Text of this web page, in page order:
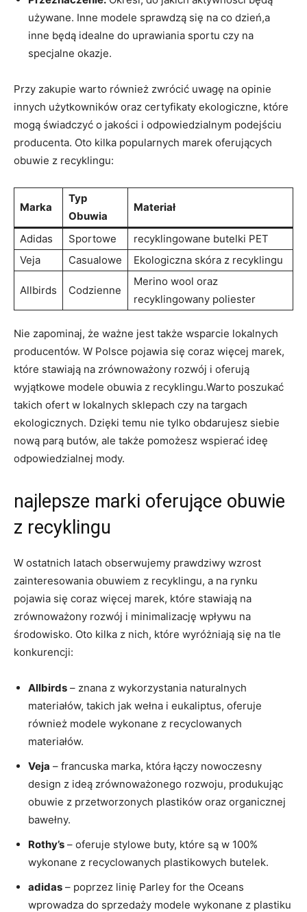
używane. Inne modele sprawdzą się na co dzień,a
inne będą idealne do uprawiania sportu czy na
specjalne okazje.
Przy zakupie warto również zwrócić uwagę na opinie
innych użytkowników oraz certyfikaty ekologiczne, które
mogą świadczyć o jakości i odpowiedzialnym podejściu
producenta. Oto kilka popularnych marek oferujących
obuwie z recyklingu:
Marka
Typ
Obuwia
Materiał
Adidas Sportowe
recyklingowane butelki PET
Veja
Casualowe Ekologiczna skóra z recyklingu
Allbirds Codzienne
Merino wool oraz
recyklingowany poliester
Nie zapominaj, że ważne jest także wsparcie lokalnych
producentów. W Polsce pojawia się coraz więcej marek,
które stawiają na zrównoważony rozwój i oferują
wyjątkowe modele obuwia z recyklingu.Warto poszukać
takich ofert w lokalnych sklepach czy na targach
ekologicznych. Dzięki temu nie tylko obdarujesz siebie
nową parą butów, ale także pomożesz wspierać ideę
odpowiedzialnej mody.
najlepsze marki oferujące obuwie
z recyklingu
W ostatnich latach obserwujemy prawdziwy wzrost
zainteresowania obuwiem z recyklingu, a na rynku
pojawia się coraz więcej marek, które stawiają na
zrównoważony rozwój i minimalizację wpływu na
środowisko. Oto kilka z nich, które wyróżniają się na tle
konkurencji:
Allbirds – znana z wykorzystania naturalnych
materiałów, takich jak wełna i eukaliptus, oferuje
również modele wykonane z recyclowanych
materiałów.
Veja – francuska marka, która łączy nowoczesny
design z ideą zrównoważonego rozwoju, produkując
obuwie z przetworzonych plastików oraz organicznej
bawełny.
Rothy’s – oferuje stylowe buty, które są w 100%
wykonane z recyclowanych plastikowych butelek.
adidas – poprzez linię Parley for the Oceans
wprowadza do sprzedaży modele wykonane z plastiku